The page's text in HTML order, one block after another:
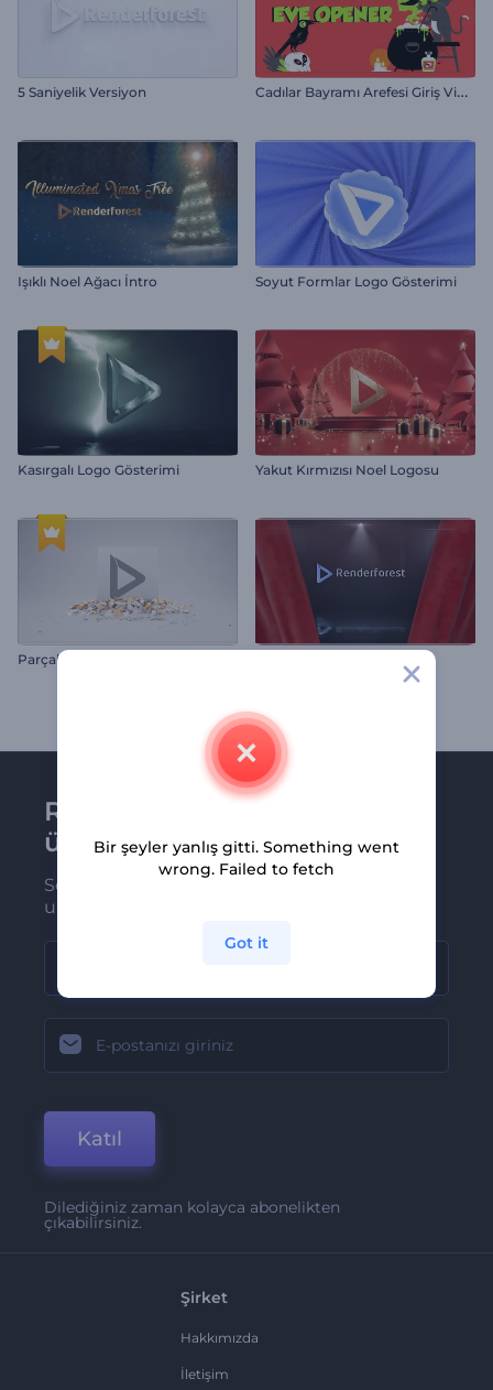
5 Saniyelik Versiyon C
adılar Bayramı Arefesi Giriş Videosu
Işıklı Noel Ağacı İntro Soyut Formlar Logo Gösterimi
Kasırgalı Logo Gösterimi Yakut Kırmızısı Noel Logosu
Parçalanan Külçe Logo Açılan Tiyatro Perdesi Logo
Renderforest bültenine
üye olun
Son haber ve tekliflerimiz ilk olarak size
ulaşsın
Katıl
Dilediğiniz zaman kolayca abonelikten
çıkabilirsiniz.
Şirket
Hakkımızda
İletişim
Bir şeyler yanlış gitti. Something went
wrong. Failed to fetch
Got it